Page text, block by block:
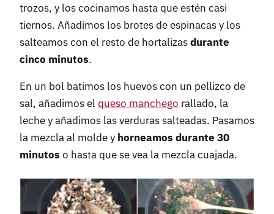
trozos, y los cocinamos hasta que estén casi
tiernos. Añadimos los brotes de espinacas y los
salteamos con el resto de hortalizasdurante
cinco minutos.
En un bol batimos los huevos con un pellizco de
sal, añadimos el queso manchego rallado, la
leche y añadimos las verduras salteadas. Pasamos
la mezcla al molde y horneamos durante 30
minutos o hasta que se vea la mezcla cuajada.